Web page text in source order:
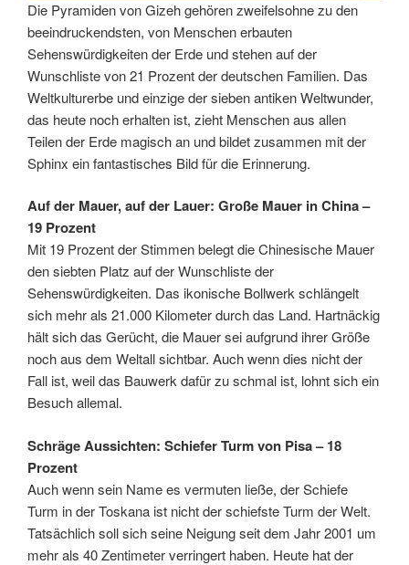
Die Pyramiden von Gizeh gehören zweifelsohne zu den
beeindruckendsten, von Menschen erbauten
Sehenswürdigkeiten der Erde und stehen auf der
Wunschliste von 21 Prozent der deutschen Familien. Das
Weltkulturerbe und einzige der sieben antiken Weltwunder,
das heute noch erhalten ist, zieht Menschen aus allen
Teilen der Erde magisch an und bildet zusammen mit der
Sphinx ein fantastisches Bild für die Erinnerung.
Auf der Mauer, auf der Lauer: Große Mauer in China –
19 Prozent
Mit 19 Prozent der Stimmen belegt die Chinesische Mauer
den siebten Platz auf der Wunschliste der
Sehenswürdigkeiten. Das ikonische Bollwerk schlängelt
sich mehr als 21.000 Kilometer durch das Land. Hartnäckig
hält sich das Gerücht, die Mauer sei aufgrund ihrer Größe
noch aus dem Weltall sichtbar. Auch wenn dies nicht der
Fall ist, weil das Bauwerk dafür zu schmal ist, lohnt sich ein
Besuch allemal.
Schräge Aussichten: Schiefer Turm von Pisa – 18
Prozent
Auch wenn sein Name es vermuten ließe, der Schiefe
Turm in der Toskana ist nicht der schiefste Turm der Welt.
Tatsächlich soll sich seine Neigung seit dem Jahr 2001 um
mehr als 40 Zentimeter verringert haben. Heute hat der